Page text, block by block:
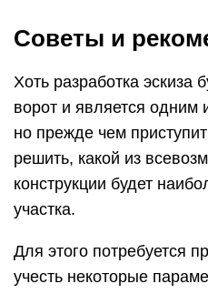
Советы и
Хоть разработка эскиза
ворот и является
но прежде чем
решить, какой из
конструкции будет
участка.
Для этого потребуется
учесть некоторые